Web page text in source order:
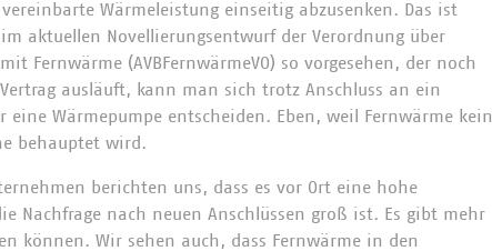
Wärmeleistung einseitig abzusenken. Das ist
aktuellen Novellierungsentwurf der Verordnung über
Fernwärme (AVBFernwärmeVO) so vorgesehen, der noch
ausläuft, kann man sich trotz Anschluss an ein
Wärmepumpe entscheiden. Eben, weil Fernwärme kein
behauptet wird.
berichten uns, dass es vor Ort eine hohe
Nachfrage nach neuen Anschlüssen groß ist. Es gibt mehr
können. Wir sehen auch, dass Fernwärme in den